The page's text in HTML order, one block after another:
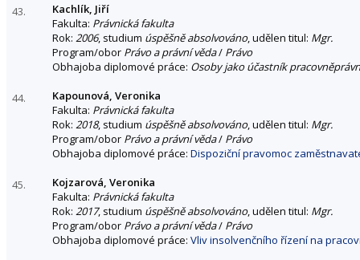
43.
Kachlík, Jiří
Fakulta: Právnická fakulta
Rok: 2006, studium úspěšně absolvováno, udělen titul: Mgr.
Program/obor Právo a právní věda/ Právo
Obhajoba diplomové práce: Osoby jako účastník
44.
Kapounová, Veronika
Fakulta: Právnická fakulta
Rok: 2018, studium úspěšně absolvováno, udělen titul: Mgr.
Program/obor Právo a právní věda/ Právo
Obhajoba diplomové práce: Dispoziční pravomoc
45.
Kojzarová, Veronika
Fakulta: Právnická fakulta
Rok: 2017, studium úspěšně absolvováno, udělen titul: Mgr.
Program/obor Právo a právní věda/ Právo
Obhajoba diplomové práce: Vliv insolvenčního řízení na